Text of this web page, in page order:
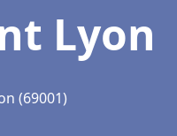
Lyon
(69001)